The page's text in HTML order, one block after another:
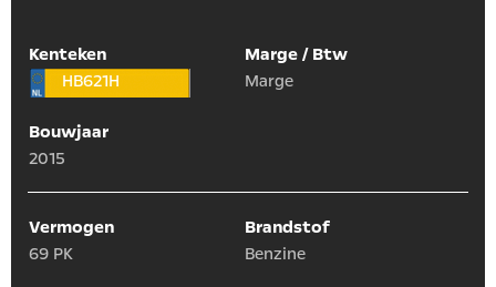
Kenteken
HB621H
Marge / Btw
Marge
Bouwjaar
2015
Vermogen
69 PK
Brandstof
Benzine